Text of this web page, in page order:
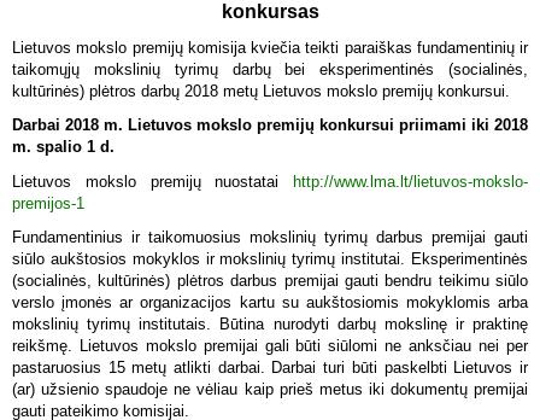
konkursas
Lietuvos mokslo premijų komisija kviečia teikti paraiškas fundamentinių ir
taikomųjų mokslinių tyrimų darbų bei eksperimentinės (socialinės,
kultūrinės) plėtros darbų 2018 metų Lietuvos mokslo premijų konkursui.
Darbai 2018 m. Lietuvos mokslo premijų konkursui priimami iki 2018
m. spalio 1 d.
Lietuvos mokslo premijų nuostatai http://www.lma.lt/lietuvos-mokslo-
premijos-1
Fundamentinius ir taikomuosius mokslinių tyrimų darbus premijai gauti
siūlo aukštosios mokyklos ir mokslinių tyrimų institutai. Eksperimentinės
(socialinės, kultūrinės) plėtros darbus premijai gauti bendru teikimu siūlo
verslo įmonės ar organizacijos kartu su aukštosiomis mokyklomis arba
mokslinių tyrimų institutais. Būtina nurodyti darbų mokslinę ir praktinę
reikšmę. Lietuvos mokslo premijai gali būti siūlomi ne anksčiau nei per
pastaruosius 15 metų atlikti darbai. Darbai turi būti paskelbti Lietuvos ir
(ar) užsienio spaudoje ne vėliau kaip prieš metus iki dokumentų premijai
gauti pateikimo komisijai.